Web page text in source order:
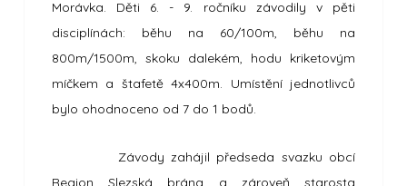
Morávka. Děti 6. - 9. ročníku závodily v pěti
disciplínách: běhu na 60/100m, běhu na
800m/1500m, skoku dalekém, hodu kriketovým
míčkem a štafetě 4x400m. Umístění jednotlivců
bylo ohodnoceno od 7 do 1 bodů.
Závody zahájil předseda svazku obcí
Region Slezská brána a zároveň starosta